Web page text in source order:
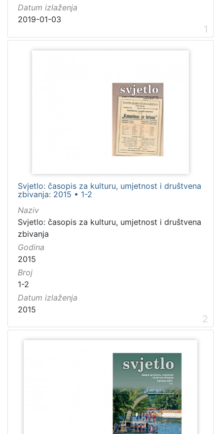
9
Datum izlaženja
2019-01-03
1
Svjetlo: časopis za kulturu, umjetnost i društvena
zbivanja: 2015 • 1-2
Naziv
Svjetlo: časopis za kulturu, umjetnost i društvena
zbivanja
Godina
2015
Broj
1-2
Datum izlaženja
2015
2